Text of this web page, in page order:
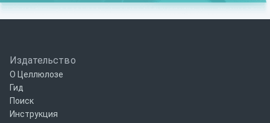
Издательство
О Целлюлозе
Гид
Поиск
Инструкция